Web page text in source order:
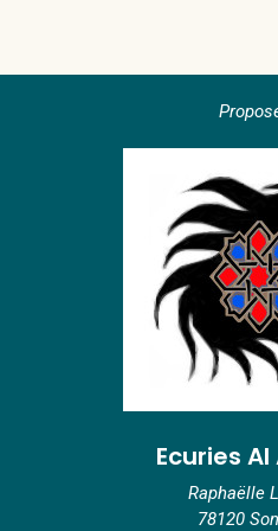
Ecuries
Raphaëlle
78120